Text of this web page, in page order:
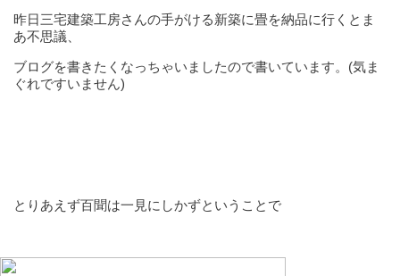
昨日三宅建築工房さんの手がける新築に畳を納品に行くとま
あ不思議、
ブログを書きたくなっちゃいましたので書いています。(気ま
ぐれですいません)
とりあえず百聞は一見にしかずということで